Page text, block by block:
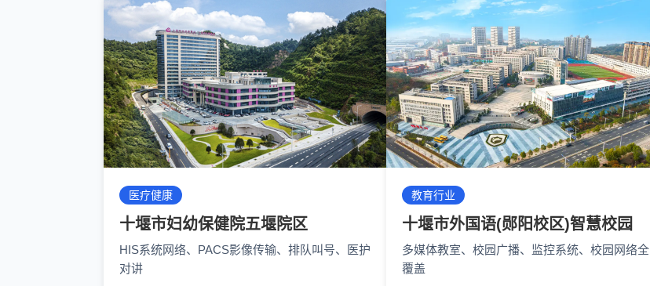
医疗健康
十堰市妇幼保健院五堰院区
HIS系统网络、PACS影像传输、排队叫号、医护
对讲
教育行业
十堰市外国语(郧阳校区)智慧校园
多媒体教室、校园广播、监控系统、校园网络全
覆盖